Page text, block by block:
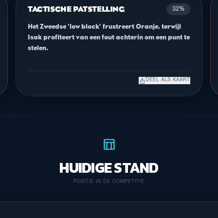
TACTISCHE PATSTELLING 32%
Het Zweedse 'low block' frustreert Oranje, terwijl
Isak profiteert van een fout achterin om een punt te
stelen.
ios_share DEEL ALS KAART
table_chart
HUIDIGE STAND
POSITIE IN DE COMPETITIE